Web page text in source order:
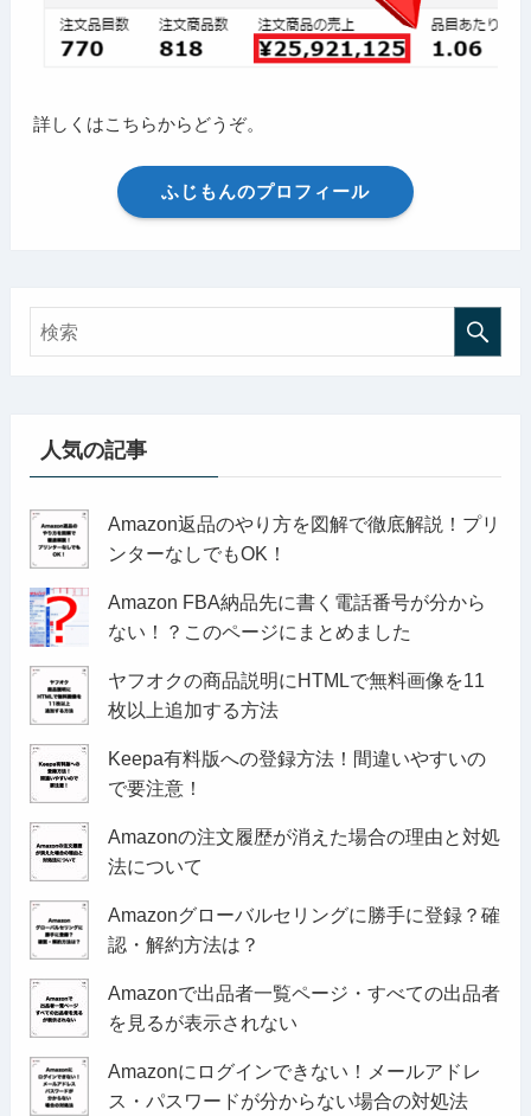
詳しくはこちらからどうぞ。
ふじもんのプロフィール
人気の記事
Amazon返品のやり方を図解で徹底解説！プリ
ンターなしでもOK！
Amazon FBA納品先に書く電話番号が分から
ない！？このページにまとめました
ヤフオクの商品説明にHTMLで無料画像を11
枚以上追加する方法
Keepa有料版への登録方法！間違いやすいの
で要注意！
Amazonの注文履歴が消えた場合の理由と対処
法について
Amazonグローバルセリングに勝手に登録？確
認・解約方法は？
Amazonで出品者一覧ページ・すべての出品者
を見るが表示されない
Amazonにログインできない！メールアドレ
ス・パスワードが分からない場合の対処法